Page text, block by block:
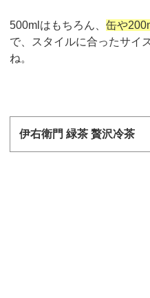
500ml はもちろん、缶や
で、スタイルに合ったサイ
ね。
伊右衛門 緑茶 贅沢冷茶